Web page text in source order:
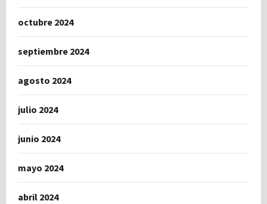
octubre 2024
septiembre 2024
agosto 2024
julio 2024
junio 2024
mayo 2024
abril 2024